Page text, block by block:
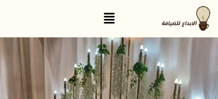
القائمة